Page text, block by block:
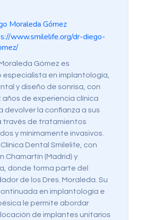
Moraleda Gómez
www.smilelife.org/dr-diego-
Gómez es
en implantología,
y diseño de sonrisa, con
años de experiencia clínica
devolver la confianza a sus
través de tratamientos
y mínimamente invasivos.
Dental Smilelife, con
Chamartín (Madrid) y
donde forma parte del
de los Dres. Moraleda. Su
en implantología e
le permite abordar
de implantes unitarios